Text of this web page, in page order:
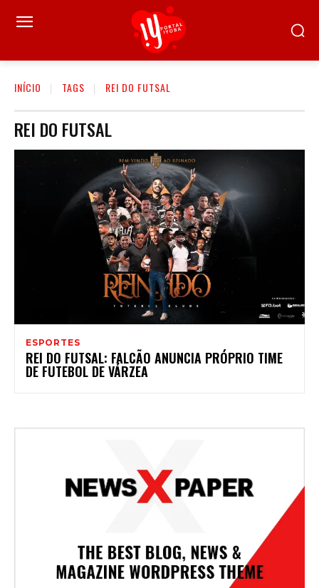
INÍCIO TAGS REI DO FUTSAL
REI DO FUTSAL
ESPORTES
REI DO FUTSAL: FALCÃO ANUNCIA PRÓPRIO TIME
DE FUTEBOL DE VÁRZEA